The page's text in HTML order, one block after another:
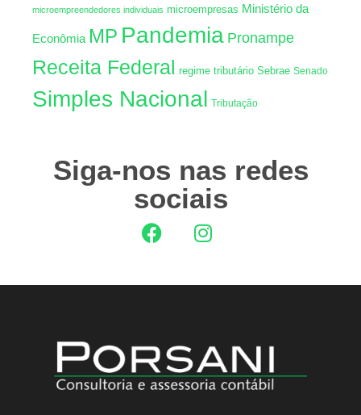
microempreendedores individuais microempresas Ministério da
Econômia MP Pandemia Pronampe
Receita Federal regime tributário Sebrae Senado
Simples Nacional Tributação
Siga-nos nas redes
sociais